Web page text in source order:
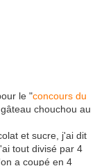
le "concours du
gâteau chouchou au
et sucre, j'ai dit
tout divisé par 4
a coupé en 4